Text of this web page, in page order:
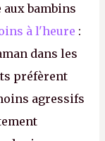
bambins
à l'heure :
dans les
préfèrent
agressifs